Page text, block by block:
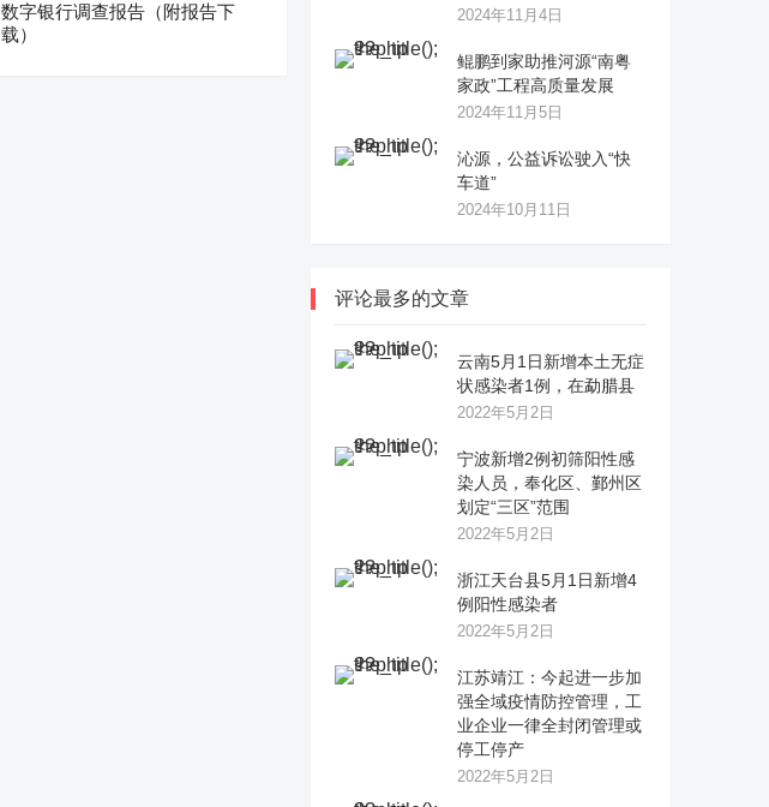
数字银行调查报告（附报告下
载）
2024年11月4日
鲲鹏到家助推河源“南粤
家政”工程高质量发展
2024年11月5日
沁源，公益诉讼驶入“快
车道”
2024年10月11日
评论最多的文章
云南5月1日新增本土无症
状感染者1例，在勐腊县
2022年5月2日
宁波新增2例初筛阳性感
染人员，奉化区、鄞州区
划定“三区”范围
2022年5月2日
浙江天台县5月1日新增4
例阳性感染者
2022年5月2日
江苏靖江：今起进一步加
强全域疫情防控管理，工
业企业一律全封闭管理或
停工停产
2022年5月2日